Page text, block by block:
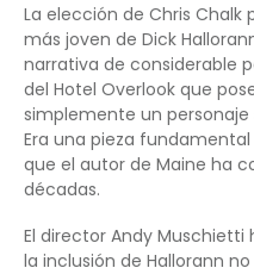
La elección de Chris
más joven de Dick
narrativa de considerable
del Hotel Overlook que
simplemente un personaje
Era una pieza
que el autor de Maine ha
décadas.
El director Andy
la inclusión de Hallorann